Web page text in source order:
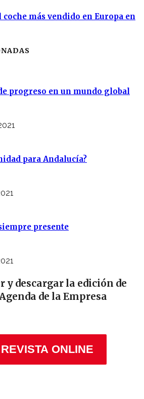
coche más vendido en Europa en
progreso en un mundo global
para Andalucía?
presente
y descargar la edición de
de la Empresa
ONLINE